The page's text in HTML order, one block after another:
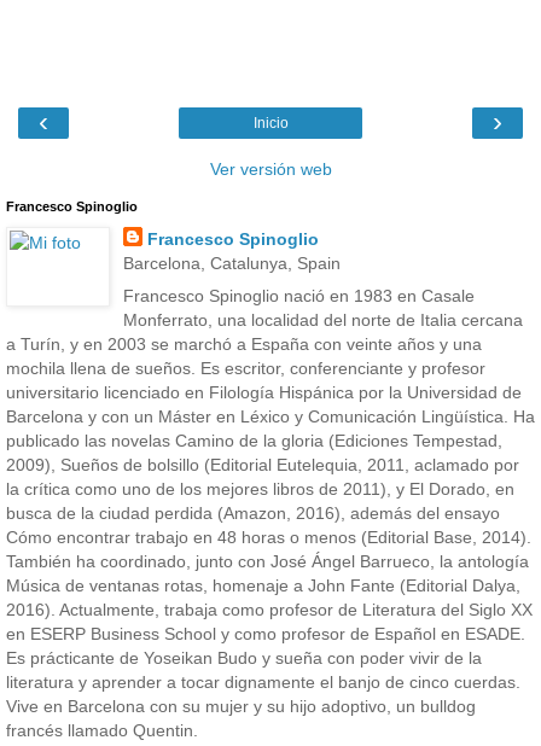
‹ ›
Inicio
Ver versión web
Francesco Spinoglio
Francesco Spinoglio
Barcelona, Catalunya, Spain
Francesco Spinoglio nació en 1983 en Casale
Monferrato, una localidad del norte de Italia cercana
a Turín, y en 2003 se marchó a España con veinte años y una
mochila llena de sueños. Es escritor, conferenciante y profesor
universitario licenciado en Filología Hispánica por la Universidad de
Barcelona y con un Máster en Léxico y Comunicación Lingüística. Ha
publicado las novelas Camino de la gloria (Ediciones Tempestad,
2009), Sueños de bolsillo (Editorial Eutelequia, 2011, aclamado por
la crítica como uno de los mejores libros de 2011), y El Dorado, en
busca de la ciudad perdida (Amazon, 2016), además del ensayo
Cómo encontrar trabajo en 48 horas o menos (Editorial Base, 2014).
También ha coordinado, junto con José Ángel Barrueco, la antología
Música de ventanas rotas, homenaje a John Fante (Editorial Dalya,
2016). Actualmente, trabaja como profesor de Literatura del Siglo XX
en ESERP Business School y como profesor de Español en ESADE.
Es prácticante de Yoseikan Budo y sueña con poder vivir de la
literatura y aprender a tocar dignamente el banjo de cinco cuerdas.
Vive en Barcelona con su mujer y su hijo adoptivo, un bulldog
francés llamado Quentin.